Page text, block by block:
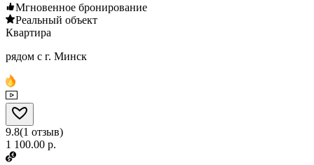
Мгновенное бронирование
Реальный объект
Квартира
рядом с г. Минск
9.8(1 отзыв)
1 100.00 р.